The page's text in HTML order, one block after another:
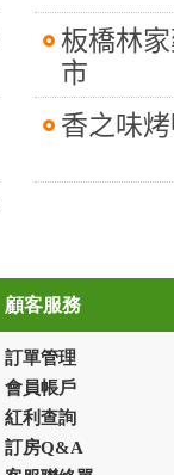
板橋林
市
香之味